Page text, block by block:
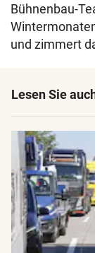
Bühnenbau-
und zimmert
Lesen Sie